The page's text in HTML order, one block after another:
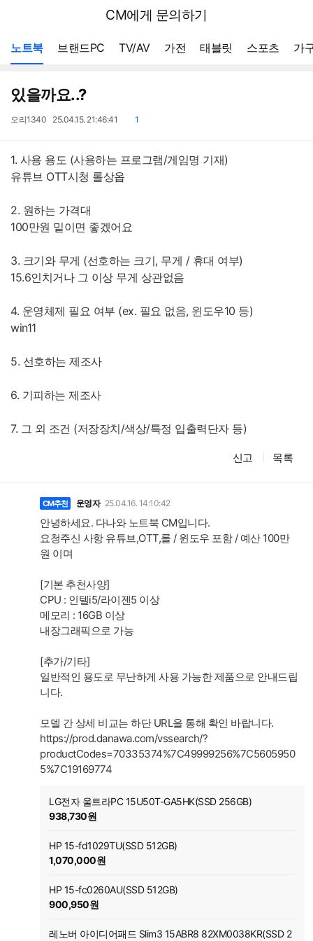
다나와
CM에게 문의하기
노트북 브랜드PC TV/AV 가전 태블릿 스포츠 가
있을까요..?
작
오리1340
작
25.04.15. 21:46:41
댓1
1. 사용 용도 (사용하는 프로그램/게임명 기재)
유튜브 OTT시청 롤상옵
2. 원하는 가격대
100만원 밑이면 좋겠어요
3. 크기와 무게 (선호하는 크기, 무게 / 휴대 여부)
15.6인치거나 그 이상 무게 상관없음
4. 운영체제 필요 여부 (ex. 필요 없음, 윈도우10 등)
win11
5. 선호하는 제조사
6. 기피하는 제조사
7. 그 외 조건 (저장장치/색상/특정 입출력단자 등)
신고 목록
CM추천 운영자 25.04.16. 14:10:42
안녕하세요. 다나와 노트북 CM입니다.
요청주신 사항 유튜브,OTT,롤 / 윈도우 포함 / 예산 100만
원 이며
[기본 추천사양]
CPU : 인텔i5/라이젠5 이상
메모리 : 16GB 이상
내장그래픽으로 가능
[추가/기타]
일반적인 용도로 무난하게 사용 가능한 제품으로 안내드립
니다.
모델 간 상세 비교는 하단 URL을 통해 확인 바랍니다.
https://prod.danawa.com/vssearch/?
productCodes=70335374%7C49999256%7C5605950
5%7C19169774
LG전자 울트라PC 15U50T-GA5HK(SSD 256GB)
938,730원
HP 15-fd1029TU(SSD 512GB)
1,070,000원
HP 15-fc0260AU(SSD 512GB)
900,950원
레노버 아이디어패드 Slim3 15ABR8 82XM0038KR(SSD 2